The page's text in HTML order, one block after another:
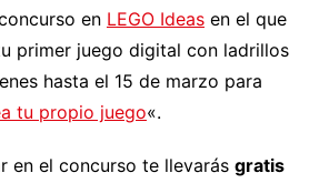
en LEGO Ideasen el que
primer juego digital con ladrillos
hasta el 15 de marzo para
tu propio juego«.
en el concurso te llevarás gratis